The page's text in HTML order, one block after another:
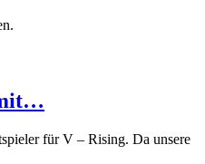
für V – Rising. Da unsere